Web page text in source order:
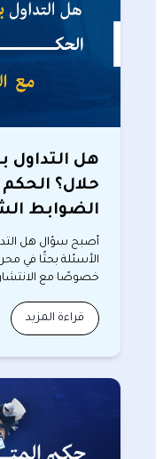
هل التداول
حلال؟
الضوابط
أصبح سؤال هل
الأسئلة بحثًا في
خصوصًا مع الانتشار
قراءة المزيد